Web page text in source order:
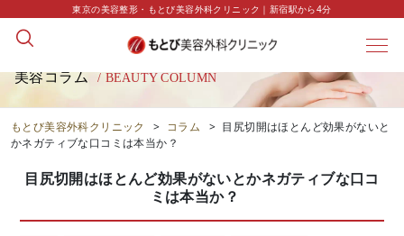
東京の美容整形・もとび美容外科クリニック｜新宿駅から4分
美容コラム / BEAUTY COLUMN
もとび美容外科クリニック > コラム > 目尻切開はほとんど効果がないと
かネガティブな口コミは本当か？
目尻切開はほとんど効果がないとかネガティブな口コ
ミは本当か？